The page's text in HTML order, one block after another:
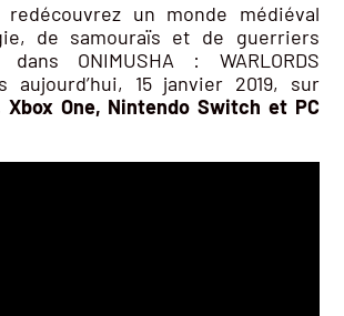
redécouvrez un monde médiéval
de samouraïs et de guerriers
dans ONIMUSHA : WARLORDS
aujourd’hui, 15 janvier 2019, sur
One, Nintendo Switch et PC